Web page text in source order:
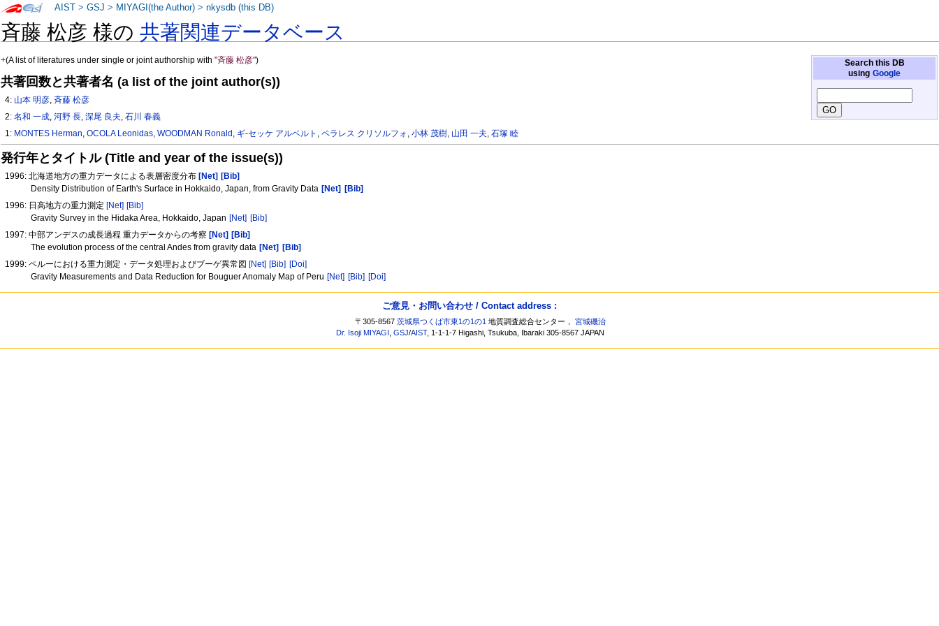
斉藤 松彦 様の共著関連データベース
Search this DB
using Google
+(A list of literatures under single or joint authorship with"斉藤 松彦")
共著回数と共著者名 (a list of the joint author(s))
4: 山本 明彦,斉藤 松彦
2:名和 一成,河野 長,深尾 良夫,石川 春義
1: MONTES Herman,OCOLA Leonidas,WOODMAN Ronald , ギ-セッケ アルベルト ,ペラレス クリソルフォ ,小林 茂樹, 山田 一夫,石塚 睦
発行年とタイトル (Title and year of the issue(s))
1996: 北海道地方の重力データによる表層密度分布 [Net] [Bib]
Density Distribution of Earth's Surface in Hokkaido, Japan, from Gravity Data [Net]
[Bib]
1996: 日高地方の重力測定 [Net] [Bib]
Gravity Survey in the Hidaka Area, Hokkaido, Japan [Net] [Bib]
1997: 中部アンデスの成長過程 重力データからの考察 [Net] [Bib]
The evolution process of the central Andes from gravity data [Net]
[Bib]
1999: ペルーにおける重力測定・データ処理およびブーゲ異常図 [Net] [Bib] [Doi]
Gravity Measurements and Data Reduction for Bouguer Anomaly Map of Peru [Net] [Bib] [Doi]
AIST >GSJ > MIYAGI(the Author) >nkysdb (this DB)
ご意見・お問い合わせ / Contact address :
〒305-8567茨城県つくば市東1の1の1 地質調査総合センター，宮城磯治
Dr. Isoji MIYAGI
,GSJ/AIST, 1-1-1-7 Higashi, Tsukuba, Ibaraki 305-8567 JAPAN